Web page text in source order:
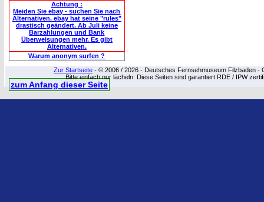
Achtung :
Meiden Sie ebay - suchen Sie nach
Alternativen. ebay hat seine "rules"
drastisch geändert. Ab Juli keine
Barzahlungen und Bank
Überweisungen mehr. Es gibt
Alternativen.
Warum anonym surfen ?
Zur Startseite - © 2006 / 2026 - Deutsches Fernsehmuseum Filzbaden -
Bitte einfach nur lächeln: Diese Seiten sind garantiert RDE / IPW
zum Anfang dieser Seite